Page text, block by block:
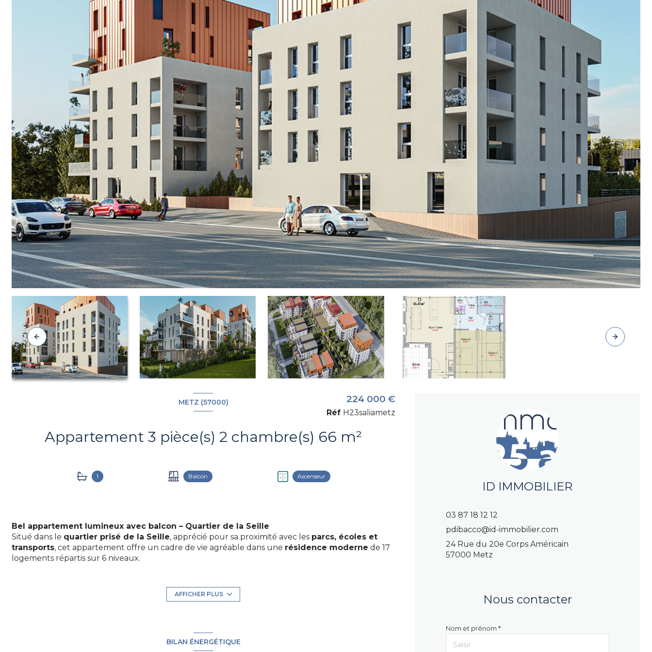
METZ (57000)
Appartement 3 pièce(s) 2 chambre(s) 66 m²
1 Balcon Ascenseur
224 000 €
Réf H23saliametz
Bel appartement lumineux avec balcon – Quartier de la Seille
Situé dans le quartier prisé de la Seille, apprécié pour sa proximité avec les parcs, écoles et
transports, cet appartement offre un cadre de vie agréable dans une résidence moderne de 17
logements répartis sur 6 niveaux.
avec lave-mains pour plus de confort
Pièce de vie spacieuse et lumineuse, aveccuisine ouverte
: meuble vasque, baignoire/douche, porte-serviettes chauffant et espace
AFFICHER PLUS
BILAN ÉNERGÉTIQUE
ID IMMOBILIER
03 87 18 12 12
pdibacco@id-immobilier.com
24 Rue du 20e Corps Américain
57000 Metz
Nous contacter
Nom et prénom *